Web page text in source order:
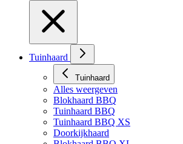
Tuinhaard
Tuinhaard
Alles weergeven
Blokhaard BBQ
Tuinhaard BBQ
Tuinhaard BBQ XS
Doorkijkhaard